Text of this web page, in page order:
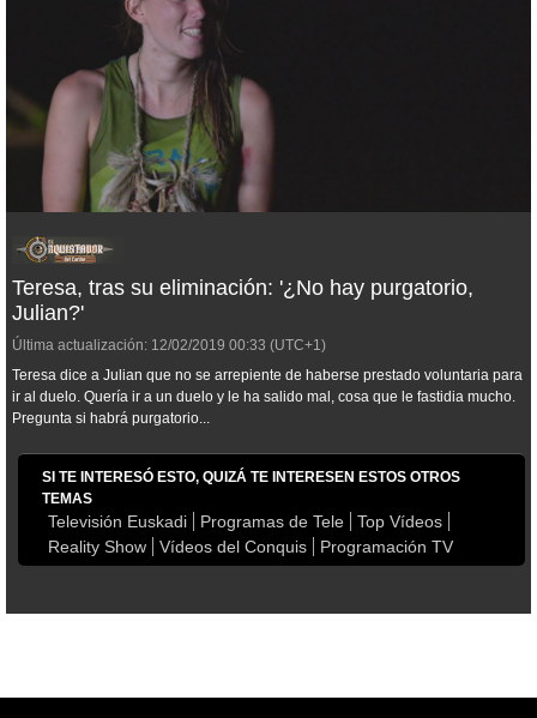
Teresa, tras su eliminación: '¿No hay purgatorio,
Julian?'
Última actualización: 12/02/2019 00:33 (UTC+1)
Teresa dice a Julian que no se arrepiente de haberse prestado voluntaria para
ir al duelo. Quería ir a un duelo y le ha salido mal, cosa que le fastidia mucho.
Pregunta si habrá purgatorio...
SI TE INTERESÓ ESTO, QUIZÁ TE INTERESEN ESTOS OTROS
TEMAS
Televisión Euskadi Programas de Tele
Top Vídeos
Reality Show
Vídeos del Conquis Programación TV